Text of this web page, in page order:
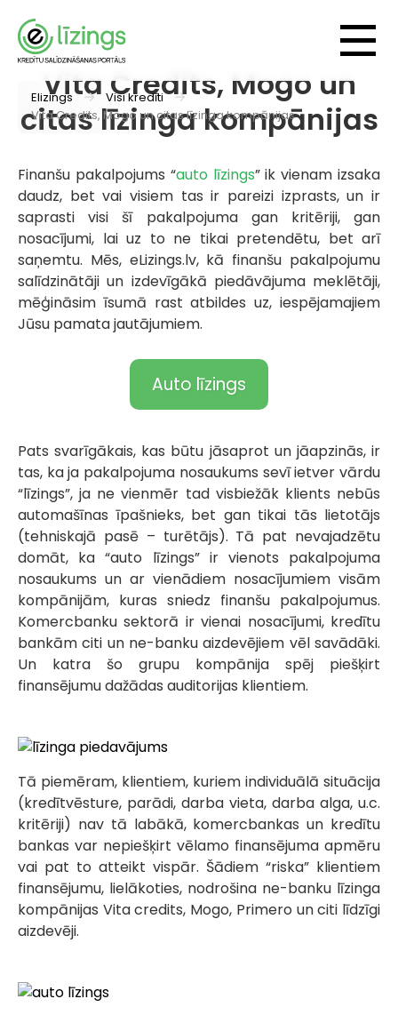
Elizings
Visi kredīti
Vita Credits, Mogo un citas līzinga kompānijas
Vita Credits, Mogo un
citas līzinga kompānijas
Finanšu pakalpojums “auto līzings” ik vienam izsaka
daudz, bet vai visiem tas ir pareizi izprasts, un ir
saprasti visi šī pakalpojuma gan kritēriji, gan
nosacījumi, lai uz to ne tikai pretendētu, bet arī
saņemtu. Mēs, eLizings.lv, kā finanšu pakalpojumu
salīdzinātāji un izdevīgākā piedāvājuma meklētāji,
mēģināsim īsumā rast atbildes uz, iespējamajiem
Jūsu pamata jautājumiem.
Auto līzings
Pats svarīgākais, kas būtu jāsaprot un jāapzinās, ir
tas, ka ja pakalpojuma nosaukums sevī ietver vārdu
“līzings”, ja ne vienmēr tad visbiežāk klients nebūs
automašīnas īpašnieks, bet gan tikai tās lietotājs
(tehniskajā pasē – turētājs). Tā pat nevajadzētu
domāt, ka “auto līzings” ir vienots pakalpojuma
nosaukums un ar vienādiem nosacījumiem visām
kompānijām, kuras sniedz finanšu pakalpojumus.
Komercbanku sektorā ir vienai nosacījumi, kredītu
bankām citi un ne-banku aizdevējiem vēl savādāki.
Un katra šo grupu kompānija spēj piešķirt
finansējumu dažādas auditorijas klientiem.
Tā piemēram, klientiem, kuriem individuālā situācija
(kredītvēsture, parādi, darba vieta, darba alga, u.c.
kritēriji) nav tā labākā, komercbankas un kredītu
bankas var nepiešķirt vēlamo finansējuma apmēru
vai pat to atteikt vispār. Šādiem “riska” klientiem
finansējumu, lielākoties, nodrošina ne-banku līzinga
kompānijas Vita credits, Mogo, Primero un citi līdzīgi
aizdevēji.